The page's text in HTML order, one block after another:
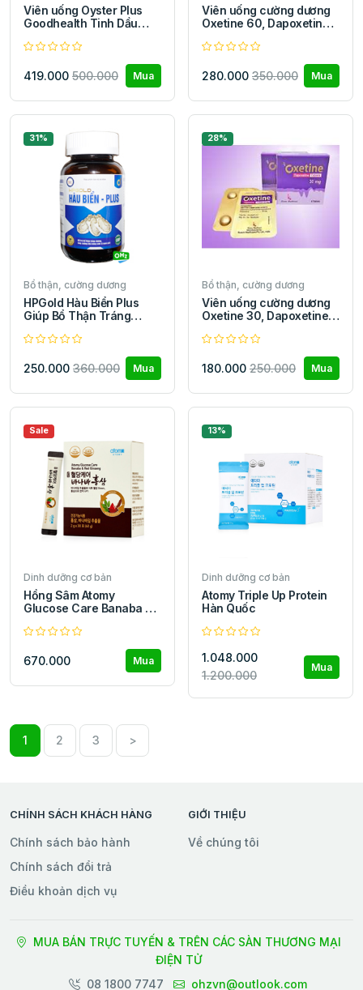
Viên uống Oyster Plus
Goodhealth Tinh Dầu
sinh lực 60 viên
419.000 500.000 Mua
Viên uống cường dương
Oxetine 60, Dapoxetine
cương dương
280.000 350.000 Mua
31%
Bổ thận, cường dương
HPGold Hàu Biển Plus
Giúp Bổ Thận Tráng
Lý
250.000 360.000 Mua
28%
Bổ thận, cường dương
Viên uống cường dương
Oxetine 30, Dapoxetine
cương dương
180.000 250.000 Mua
Sale
Dinh dưỡng cơ bản
Hồng Sâm Atomy
Glucose Care Banaba &
giúp chăm sóc sức khỏe
670.000
Mua
13%
Dinh dưỡng cơ bản
Atomy Triple Up Protein
Hàn Quốc
1.048.000
1.200.000
Mua
1 2 3 >
CHÍNH SÁCH KHÁCH HÀNG
Chính sách bảo hành
Chính sách đổi trả
Điều khoản dịch vụ
GIỚI THIỆU
Về chúng tôi
MUA BÁN TRỰC TUYẾN & TRÊN CÁC SÀN THƯƠNG MẠI
ĐIỆN TỬ
08 1800 7747
ohzvn@outlook.com